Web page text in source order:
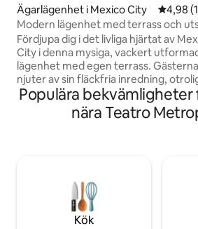
Ägarlägenhet i Mexico City 4,98 av
4,98
Modern lägenhet med terrass och
över taket
Fördjupa dig i det livliga hjärtat av
City i denna mysiga, vackert
lägenhet med egen terrass. Gästerna
njuter av sin fläckfria inredning,
utsikt över taket och perfekt läge -
från Zócalo, Bellas Artes och trendiga
grannskap. Njut av förstklassiga
en oförglömlig CDMX-upplevelse.
Observera att luftkonditioneringen är
bärbar luftkonditionering
Populära
nära Teatro
Kök